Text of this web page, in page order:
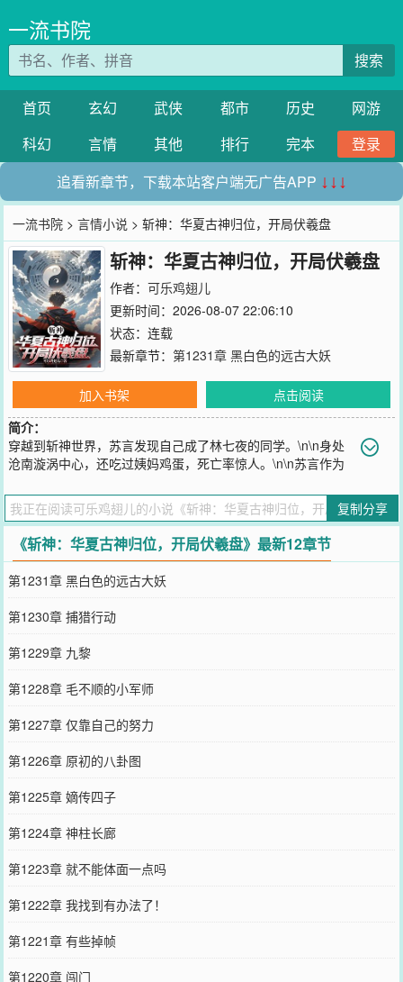
一流书院
搜索
首页 玄幻 武侠 都市 历史
网游
科幻
言情 其他 排行 完本
登录
追看新章节，下载本站客户端无广告APP ↓↓↓
一流书院 >言情小说 > 斩神：华夏古神归位，开局伏羲盘
斩神：华夏古神归位，开局伏羲盘
作者： 可乐鸡翅儿
更新时间：2026-08-07 22:06:10
状态：连载
最新章节： 第1231章 黑白色的远古大妖
加入书架
点击阅读
简介：
穿越到斩神世界，苏言发现自己成了林七夜的同学。\n\n身处
沧南漩涡中心，还吃过姨妈鸡蛋，死亡率惊人。\n\n苏言作为
变万化。\n\n十二生肖环：控制十二种动物。美杜莎也是蛇，黑山羊
也是羊？\n\n十二地支环：子、丑、寅......戌，亥。在对应时辰获得五
倍能力，高配版星夜舞者。\n\n地支+生肖：「子鼠」、「丑牛」、
「寅虎」....「亥猪」，万千倍速度，万倍力量。\n\n八卦环：「先天
八卦」「后天八卦」。\n\n——“八卦·申猴，唤混沌四猴齐天大圣！”
\n\n——“八卦·卯兔，唤月华宫嫦娥仙子，借月华一锁神明。”\n\n克系
至高？杀给你看。\n\n....................\n\n加入136小队，被红缨捡回
家。\n\n“红缨姐，我真的没在浴室隐身，你要相信我。”\n\n“红缨姐，
我是正人君子，电脑里这是学习资料。”\n\n“红缨姐，我会负责的,.....
负责把家打扫干净。”\n\n“——玫火羽裳，打不死你！”
您要是觉得《
斩神：华夏古神归位，开局伏羲盘
忘记向您QQ群和微博微信里的朋友推荐哦！
复制分享
《斩神：华夏古神归位，开局伏羲盘》最新12章节
第1231章 黑白色的远古大妖
第1230章 捕猎行动
第1229章 九黎
第1228章 毛不顺的小军师
第1227章 仅靠自己的努力
第1226章 原初的八卦图
第1225章 嫡传四子
第1224章 神柱长廊
第1223章 就不能体面一点吗
第1222章 我找到有办法了！
第1221章 有些掉帧
第1220章 闯门